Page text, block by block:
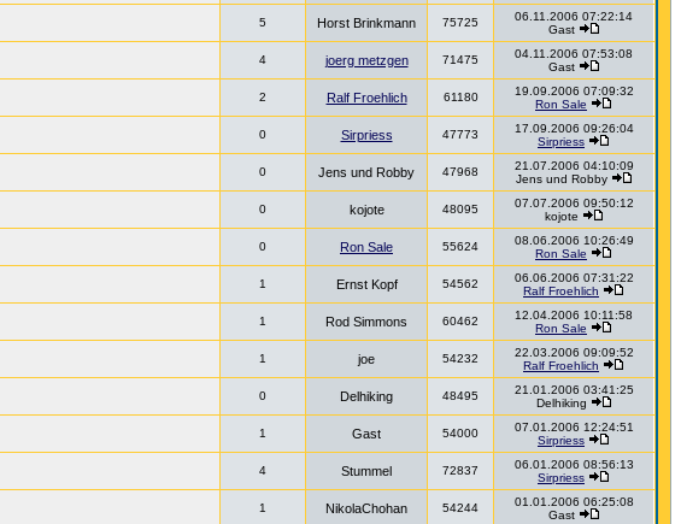
5 Horst Brinkmann 75725
06.11.2006 07:22:14
Gast
4 joerg metzgen 71475
04.11.2006 07:53:08
Gast
2 Ralf Froehlich 61180
19.09.2006 07:09:32
Ron Sale
0 Sirpriess 47773
17.09.2006 09:26:04
Sirpriess
0 Jens und Robby 47968
21.07.2006 04:10:09
Jens und Robby
0 kojote 48095
07.07.2006 09:50:12
kojote
0 Ron Sale 55624
08.06.2006 10:26:49
Ron Sale
1 Ernst Kopf 54562
06.06.2006 07:31:22
Ralf Froehlich
1 Rod Simmons 60462
12.04.2006 10:11:58
Ron Sale
1 joe 54232
22.03.2006 09:09:52
Ralf Froehlich
0 Delhiking 48495
21.01.2006 03:41:25
Delhiking
1 Gast 54000
07.01.2006 12:24:51
Sirpriess
4 Stummel 72837
06.01.2006 08:56:13
Sirpriess
1 NikolaChohan 54244
01.01.2006 06:25:08
Gast